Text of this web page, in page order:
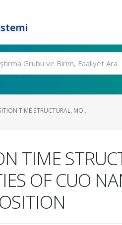
TIME STRUCTURAL, MO...
TIME
OF CUO